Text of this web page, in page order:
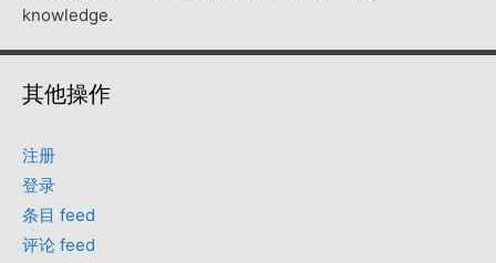
knowledge.
其他操作
注册
登录
条目 feed
评论 feed